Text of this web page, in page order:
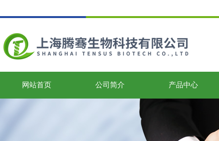
网站首页 公司简介 产品中心